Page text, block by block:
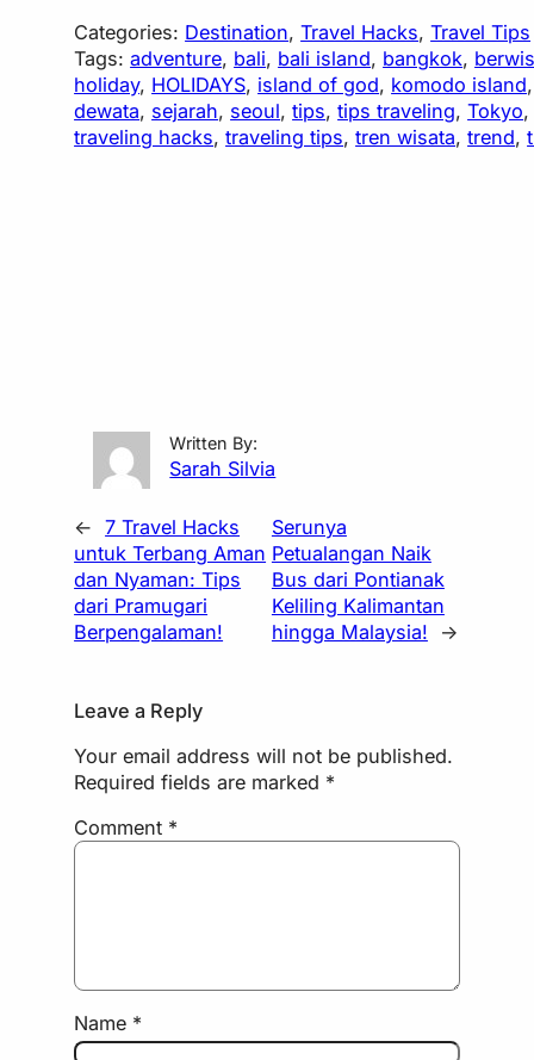
Categories: Destination, Travel Hacks, Travel Tips
Tags:adventure, bali, bali island, bangkok,
holiday, HOLIDAYS, island of god, komodo island
dewata, sejarah, seoul, tips, tips traveling, Tokyo
traveling hacks, traveling tips, tren wisata, trend,
Written By:
Sarah Silvia
←
7 Travel Hacks
untuk Terbang Aman
dan Nyaman: Tips
dari Pramugari
Berpengalaman!
Serunya
Petualangan Naik
Bus dari Pontianak
Keliling Kalimantan
hingga Malaysia!
→
Leave a Reply
Your email address will not be published.
Required fields are marked *
Comment *
Name *